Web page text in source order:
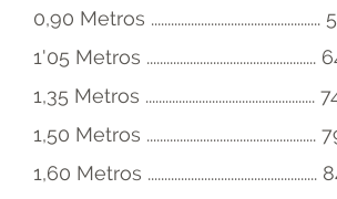
0,90 Metros
1'05 Metros
1,35 Metros ...................................................
1,50 Metros
1,60 Metros